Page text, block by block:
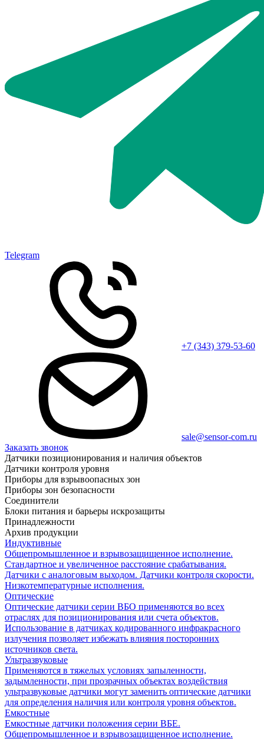
Telegram
+7 (343) 379-53-60
sale@sensor-com.ru
Заказать звонок
Датчики позиционирования и наличия объектов
Датчики контроля уровня
Приборы для взрывоопасных зон
Приборы зон безопасности
Соединители
Блоки питания и барьеры искрозащиты
Принадлежности
Архив продукции
Индуктивные
Общепромышленное и взрывозащищенное исполнение.
Стандартное и увеличенное расстояние срабатывания.
Датчики с аналоговым выходом. Датчики контроля скорости.
Низкотемпературные исполнения.
Оптические
Оптические датчики серии ВБО применяются во всех
отраслях для позиционирования или счета объектов.
Использование в датчиках кодированного инфракрасного
излучения позволяет избежать влияния посторонних
источников света.
Ультразвуковые
Применяются в тяжелых условиях запыленности,
задымленности, при прозрачных объектах воздействия
ультразвуковые датчики могут заменить оптические датчики
для определения наличия или контроля уровня объектов.
Емкостные
Емкостные датчики положения серии ВБЕ.
Общепромышленное и взрывозащищенное исполнение.